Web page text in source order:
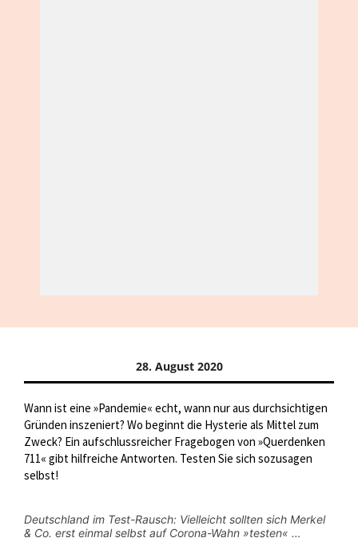
28. August 2020
Wann ist eine »Pandemie« echt, wann nur aus durchsichtigen
Gründen inszeniert? Wo beginnt die Hysterie als Mittel zum
Zweck? Ein aufschlussreicher Fragebogen von »Querdenken
711« gibt hilfreiche Antworten. Testen Sie sich sozusagen
selbst!
Deutschland im Test-Rausch: Vielleicht sollten sich Merkel
& Co. erst einmal selbst auf Corona-Wahn »testen« …